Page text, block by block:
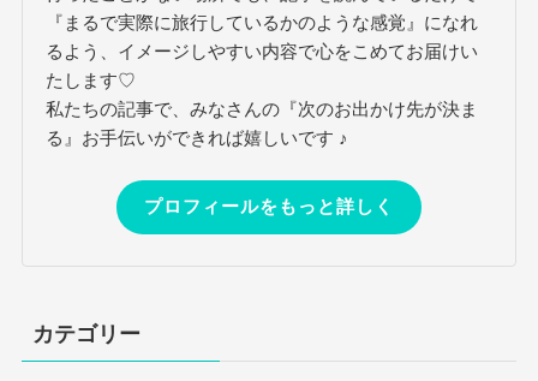
『まるで実際に旅行しているかのような感覚』になれ
るよう、イメージしやすい内容で心をこめてお届けい
たします♡
私たちの記事で、みなさんの『次のお出かけ先が決ま
る』お手伝いができれば嬉しいです ♪
プロフィールをもっと詳しく
カテゴリー